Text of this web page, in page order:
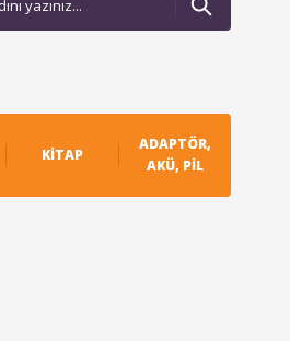
KITAP
ADAPTÖR,
AKÜ, PIL